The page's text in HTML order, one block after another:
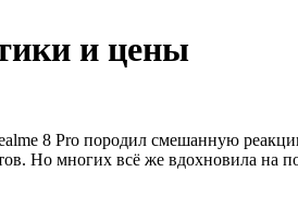
и цены
8 Pro породил смешанную
Но многих всё же вдохновила на